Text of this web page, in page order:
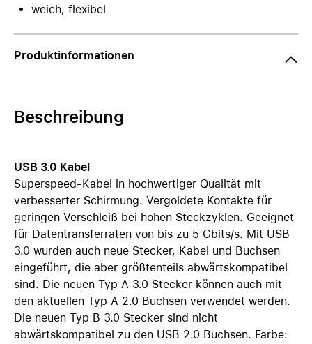
weich, flexibel
Produktinformationen
Beschreibung
USB 3.0 Kabel
Superspeed-Kabel in hochwertiger Qualität mit
verbesserter Schirmung. Vergoldete Kontakte für
geringen Verschleiß bei hohen Steckzyklen. Geeignet
für Datentransferraten von bis zu 5 Gbits/s. Mit USB
3.0 wurden auch neue Stecker, Kabel und Buchsen
eingeführt, die aber größtenteils abwärtskompatibel
sind. Die neuen Typ A 3.0 Stecker können auch mit
den aktuellen Typ A 2.0 Buchsen verwendet werden.
Die neuen Typ B 3.0 Stecker sind nicht
abwärtskompatibel zu den USB 2.0 Buchsen. Farbe: